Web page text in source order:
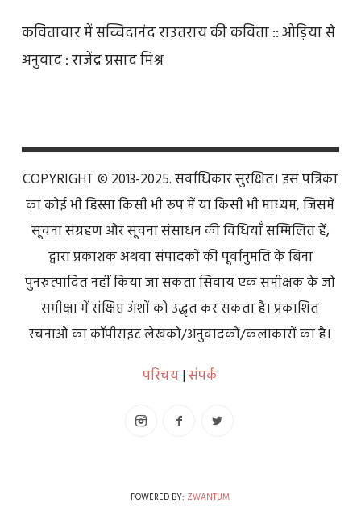
कवितावार में सच्चिदानंद राउतराय की कविता :: ओड़िया से
अनुवाद : राजेंद्र प्रसाद मिश्र
COPYRIGHT © 2013-2025. सर्वाधिकार सुरक्षित। इस पत्रिका
का कोई भी हिस्सा किसी भी रूप में या किसी भी माध्यम, जिसमें
सूचना संग्रहण और सूचना संसाधन की विधियाँ सम्मिलित हैं,
द्वारा प्रकाशक अथवा संपादकों की पूर्वानुमति के बिना
पुनरुत्पादित नहीं किया जा सकता सिवाय एक समीक्षक के जो
समीक्षा में संक्षिप्त अंशों को उद्धृत कर सकता है। प्रकाशित
रचनाओं का कॉपीराइट लेखकों/अनुवादकों/कलाकारों का है।
परिचय|संपर्क
POWERED BY: ZWANTUM